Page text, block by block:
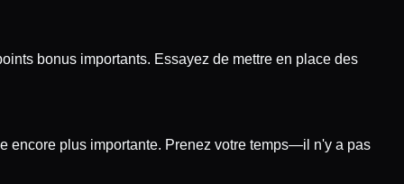
bonus importants. Essayez de mettre en place des
encore plus importante. Prenez votre temps—il n'y a pas